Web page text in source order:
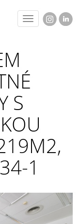
Toggle
navigation
S
1